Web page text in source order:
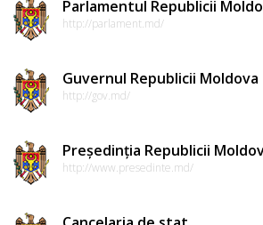
Parlamentul Republicii
http://parlament.md/
Guvernul Republicii Moldova
http://gov.md/
Președinția Republicii
http://www.presedinte.md/